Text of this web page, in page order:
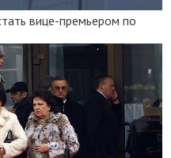
вице-премьером по